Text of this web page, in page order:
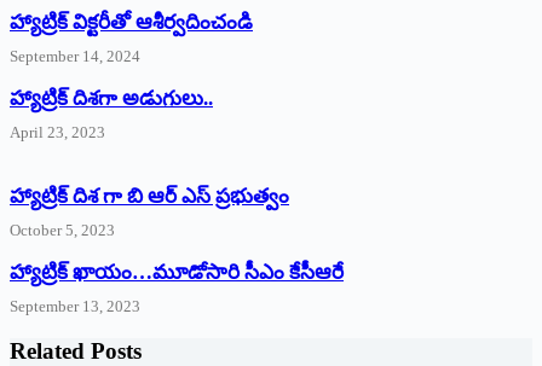
హ్యాట్రిక్‌ ‌విక్టరీతో ఆశీర్వదించండి
September 14, 2024
‌హ్యాట్రిక్‌ ‌దిశగా అడుగులు..
April 23, 2023
హ్యాట్రిక్ దిశ గా బి ఆర్ ఎస్ ప్రభుత్వం
October 5, 2023
హ్యాట్రిక్‌ ‌ఖాయం…మూడోసారి సీఎం కేసీఆరే
September 13, 2023
Related Posts